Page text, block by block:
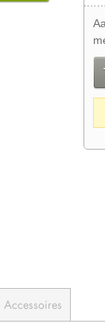
Accessoires